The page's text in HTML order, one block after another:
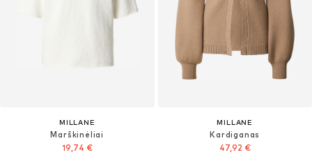
MILLANE
Marškinėliai
19,74 €
MILLANE
Kardiganas
47,92 €